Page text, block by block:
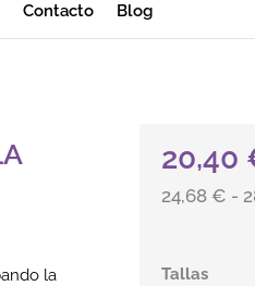
Contacto Blog
la
20,40
24,68 € -
Tallas
Chaleco